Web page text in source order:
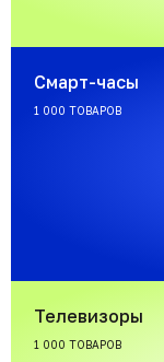
Смарт-часы
1 000 ТОВАРОВ
Телевизоры
1 000 ТОВАРОВ